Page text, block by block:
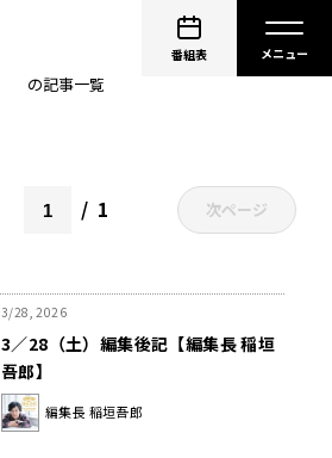
番組表
の記事一覧
1 次ページ
3/28, 2026
3／28（土）編集後記【編集長 稲垣
吾郎】
編集長 稲垣吾郎